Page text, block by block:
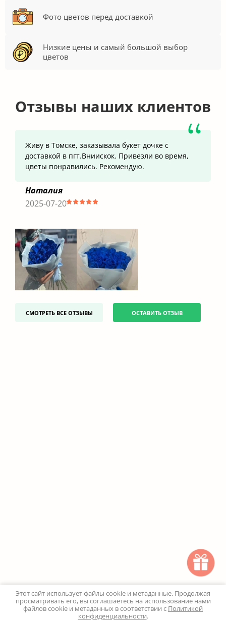
Фото цветов перед доставкой
Низкие цены и самый большой выбор
цветов
Отзывы наших клиентов
Живу в Томске, заказывала букет дочке с
доставкой в пгт.Вниискок. Привезли во время,
цветы понравились. Рекомендую.
Наталия
2025-07-20
СМОТРЕТЬ ВСЕ ОТЗЫВЫ ОСТАВИТЬ ОТЗЫВ
Этот сайт использует файлы cookie и метаданные. Продолжая
просматривать его, вы соглашаетесь на использование нами
файлов cookie и метаданных в соответствии с Политикой
конфиденциальности.